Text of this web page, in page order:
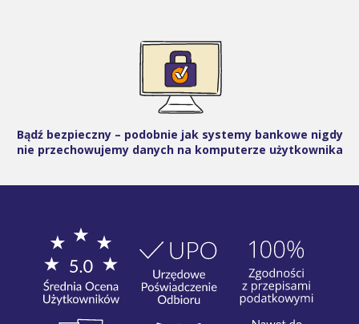
Bądź bezpieczny – podobnie jak systemy bankowe nigdy
nie przechowujemy danych na komputerze użytkownika